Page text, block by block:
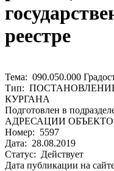
реестре
Тема: 090.050.000
Тип:
КУРГАНА
Подготовлен в
АДРЕСАЦИИ
Номер: 5597
Дата: 28.08.2019
Статус: Действует
Дата публикации на